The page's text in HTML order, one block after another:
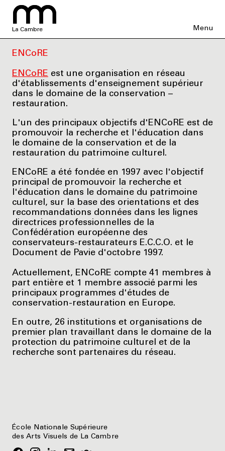
La Cambre Menu
ENCoRE
ENCoRE est une organisation en réseau
d'établissements d'enseignement supérieur
dans le domaine de la conservation –
restauration.
L'un des principaux objectifs d'ENCoRE est de
promouvoir la recherche et l'éducation dans
le domaine de la conservation et de la
restauration du patrimoine culturel.
ENCoRE a été fondée en 1997 avec l'objectif
principal de promouvoir la recherche et
l'éducation dans le domaine du patrimoine
culturel, sur la base des orientations et des
recommandations données dans les lignes
directrices professionnelles de la
Confédération européenne des
conservateurs-restaurateurs E.C.C.O. et le
Document de Pavie d'octobre 1997.
Actuellement, ENCoRE compte 41 membres à
part entière et 1 membre associé parmi les
principaux programmes d'études de
conservation-restauration en Europe.
En outre, 26 institutions et organisations de
premier plan travaillant dans le domaine de la
protection du patrimoine culturel et de la
recherche sont partenaires du réseau.
École Nationale Supérieure
des Arts Visuels de La Cambre